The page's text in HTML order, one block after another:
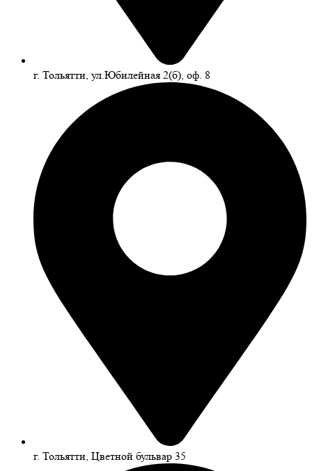
г. Тольятти, ул.Юбилейная 2(б), оф. 8
г. Тольятти, Цветной бульвар 35